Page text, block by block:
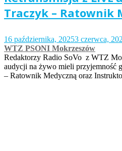
Traczyk – Ratownik
16 października, 20253 czerwca,
WTZ PSONI Mokrzeszów
Redaktorzy Radio SoVo z WTZ
audycji na żywo mieli przyjemność
– Ratownik Medyczną oraz